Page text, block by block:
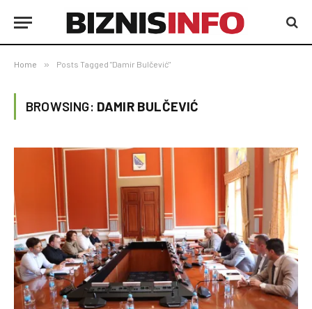
Home » Posts Tagged "Damir Bulčević"
BROWSING: DAMIR BULČEVIĆ